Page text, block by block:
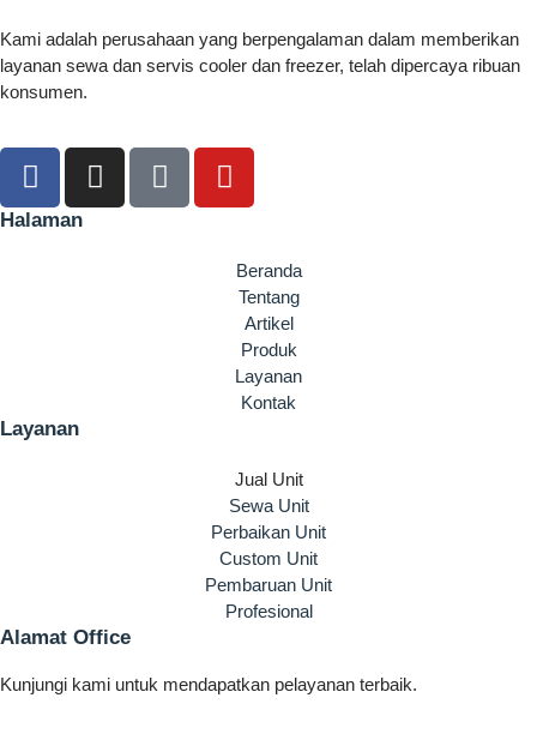
Kami adalah perusahaan yang berpengalaman dalam memberikan
layanan sewa dan servis cooler dan freezer, telah dipercaya ribuan
konsumen.
Halaman
Beranda
Tentang
Artikel
Produk
Layanan
Kontak
Layanan
Jual Unit
Sewa Unit
Perbaikan Unit
Custom Unit
Pembaruan Unit
Profesional
Alamat Office
Kunjungi kami untuk mendapatkan pelayanan terbaik.